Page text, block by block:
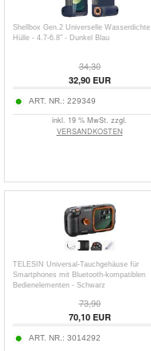
Shellbox Gen.2 Universelle Wasserdichte
Hülle - 4.7-6.8" - Dunkel Blau
34,30
32,90EUR
ART. NR.: 229349
inkl. 19 % MwSt. zzgl.
VERSANDKOSTEN
TELESIN Universal-Tauchgehäuse für
Smartphones mit Bluetooth-kompatiblen
Bedienelementen - Schwarz
73,90
70,10EUR
ART. NR.: 3014292